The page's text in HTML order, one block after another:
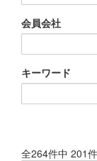
会員会社
キーワード
全264件中 201